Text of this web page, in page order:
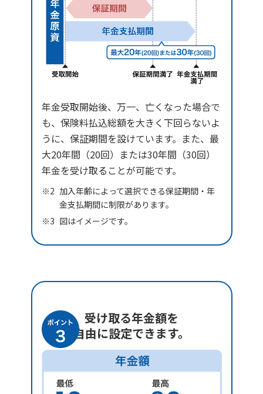
年金受取開始後、万一、亡くなった場合で
も、保険料払込総額を大きく下回らないよ
うに、保証期間を設けています。また、最
大20年間（20回）または30年間（30回）
年金を受け取ることが可能です。
加入年齢によって選択できる保証期間・年
金支払期間に制限があります。
図はイメージです。
受け取る年金額を
自由に設定できます。